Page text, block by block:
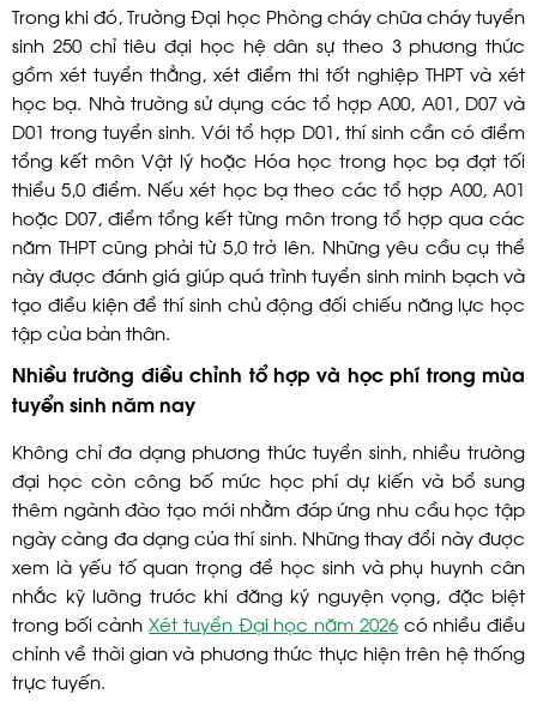
Trong khi đó, Trường Đại học Phòng cháy chữa cháy tuyển
sinh 250 chỉ tiêu đại học hệ dân sự theo 3 phương thức
gồm xét tuyển thẳng, xét điểm thi tốt nghiệp THPT và xét
học bạ. Nhà trường sử dụng các tổ hợp A00, A01, D07 và
D01 trong tuyển sinh. Với tổ hợp D01, thí sinh cần có điểm
tổng kết môn Vật lý hoặc Hóa học trong học bạ đạt tối
thiểu 5,0 điểm. Nếu xét học bạ theo các tổ hợp A00, A01
hoặc D07, điểm tổng kết từng môn trong tổ hợp qua các
năm THPT cũng phải từ 5,0 trở lên. Những yêu cầu cụ thể
này được đánh giá giúp quá trình tuyển sinh minh bạch và
tạo điều kiện để thí sinh chủ động đối chiếu năng lực học
tập của bản thân.
Nhiều trường điều chỉnh tổ hợp và học phí trong mùa
tuyển sinh năm nay
Không chỉ đa dạng phương thức tuyển sinh, nhiều trường
đại học còn công bố mức học phí dự kiến và bổ sung
thêm ngành đào tạo mới nhằm đáp ứng nhu cầu học tập
ngày càng đa dạng của thí sinh. Những thay đổi này được
xem là yếu tố quan trọng để học sinh và phụ huynh cân
nhắc kỹ lưỡng trước khi đăng ký nguyện vọng, đặc biệt
trong bối cảnhXét tuyển Đại học năm 2026có nhiều điều
chỉnh về thời gian và phương thức thực hiện trên hệ thống
trực tuyến.